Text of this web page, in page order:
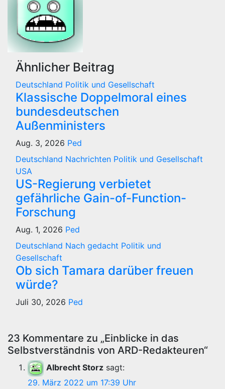
Ähnlicher Beitrag
Deutschland Politik und Gesellschaft
Klassische Doppelmoral eines
bundesdeutschen
Außenministers
Aug. 3, 2026 Ped
Deutschland Nachrichten Politik und Gesellschaft
USA
US-Regierung verbietet
gefährliche Gain-of-Function-
Forschung
Aug. 1, 2026 Ped
Deutschland Nach gedacht Politik und
Gesellschaft
Ob sich Tamara darüber freuen
würde?
Juli 30, 2026 Ped
23 Kommentare zu „Einblicke in das
Selbstverständnis von ARD-Redakteuren“
Albrecht Storz sagt:
29. März 2022 um 17:39 Uhr